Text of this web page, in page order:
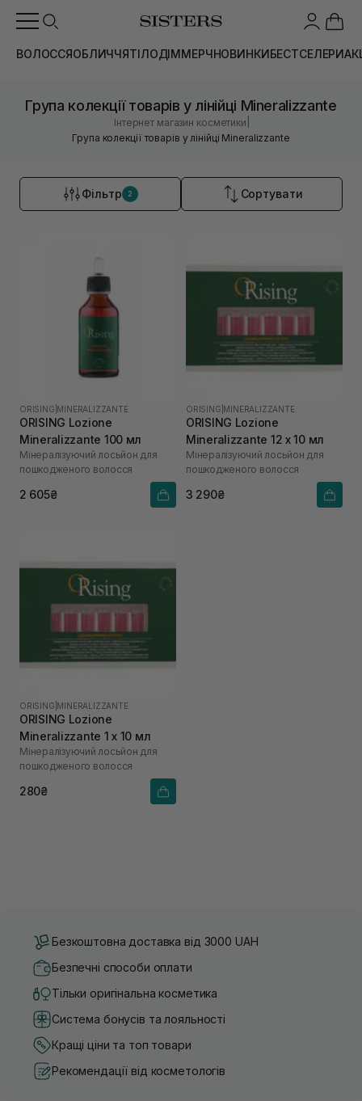
ВОЛОССЯОБЛИЧЧЯТІЛОДІММЕРЧНОВИНКИБЕСТСЕЛЕРИ
Група колекції товарів у лінійці Mineralizzante
Інтернет магазин косметики
Група колекції товарів у лінійці Mineralizzante
Фільтр 2 Сортувати
ORISING MINERALIZZANTE
ORISING Lozione
Mineralizzante 100 мл
Мінералізуючий лосьйон для
пошкодженого волосся
2 605₴
ORISING MINERALIZZANTE
ORISING Lozione
Mineralizzante 12 х 10 мл
Мінералізуючий лосьйон для
пошкодженого волосся
3 290₴
ORISING MINERALIZZANTE
ORISING Lozione
Mineralizzante 1 х 10 мл
Мінералізуючий лосьйон для
пошкодженого волосся
280₴
Безкоштовна доставка від 3000 UAH
Безпечні способи оплати
Тільки оригінальна косметика
Система бонусів та лояльності
Кращі ціни та топ товари
Рекомендації від косметологів